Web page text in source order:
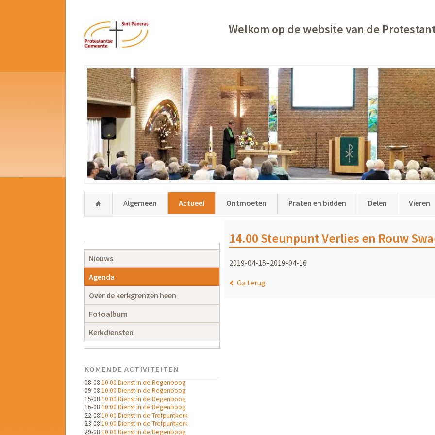
Welkom op de website van de
NavigatieAlgemeen Actueel Ontmoeten Praten en bidden Delen Vieren
14.00 Steunpunt Verlies en Rouw
2019-04-15–2019-04-16
Ga terug
Navigatie
overslaan
Nieuws
Agenda
Over de kerkgrenzen heen
Fotoalbum
Kerkdiensten
KOMENDE ACTIVITEITEN
08-08 10.00 Dienst in de Regenboog
09-08 10.00 Dienst in de Regenboog
15-08 10.00 Dienst in de Regenboog
16-08 10.00 Dienst in de Regenboog
22-08 10.00 Dienst in de Trefpuntkerk
23-08 10.00 Dienst in de Trefpuntkerk
29-08 10.00 Dienst in de Regenboog